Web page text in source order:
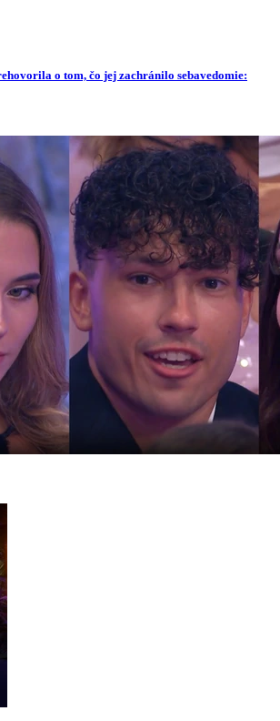
o tom, čo jej zachránilo sebavedomie: